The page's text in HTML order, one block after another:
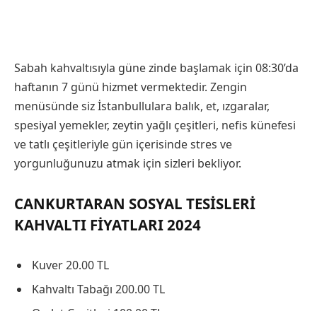
Sabah kahvaltısıyla güne zinde başlamak için 08:30’da
haftanın 7 günü hizmet vermektedir. Zengin
menüsünde siz İstanbullulara balık, et, ızgaralar,
spesiyal yemekler, zeytin yağlı çeşitleri, nefis künefesi
ve tatlı çeşitleriyle gün içerisinde stres ve
yorgunluğunuzu atmak için sizleri bekliyor.
CANKURTARAN SOSYAL TESISLERI
KAHVALTI FIYATLARI 2024
Kuver 20.00 TL
Kahvaltı Tabağı 200.00 TL